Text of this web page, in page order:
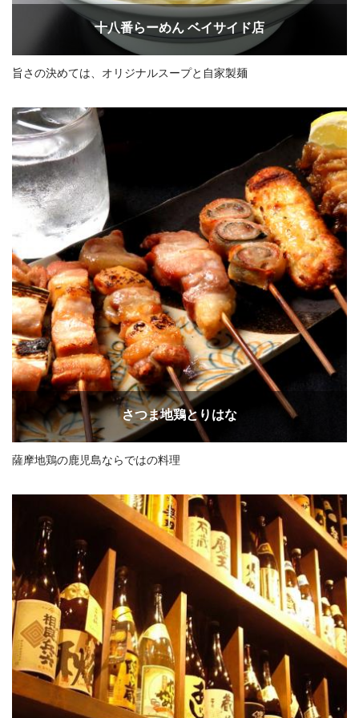
十八番らーめん ベイサイド店
旨さの決めては、オリジナルスープと自家製麺
さつま地鶏とりはな
薩摩地鶏の鹿児島ならではの料理